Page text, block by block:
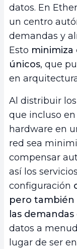
datos. En
un centro
demandas y
Esto minimiza
únicos, que
en
Al distribuir
que incluso
hardware en
red sea
compensar
así los
configuración
pero también
las
datos a
lugar de ser